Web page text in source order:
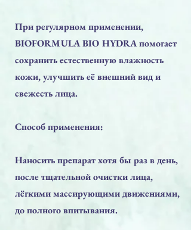
При регулярном применении,
BIOFORMULA BIO HYDRA помогает
сохранить естественную влажность
кожи, улучшить её внешний вид и
свежесть лица.
Способ применения:
Наносить препарат хотя бы раз в день,
после тщательной очистки лица,
лёгкими массирующими движениями,
до полного впитывания.